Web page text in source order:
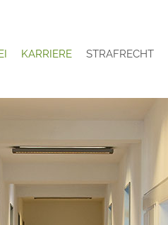
KARRIERE STRAFRECHT